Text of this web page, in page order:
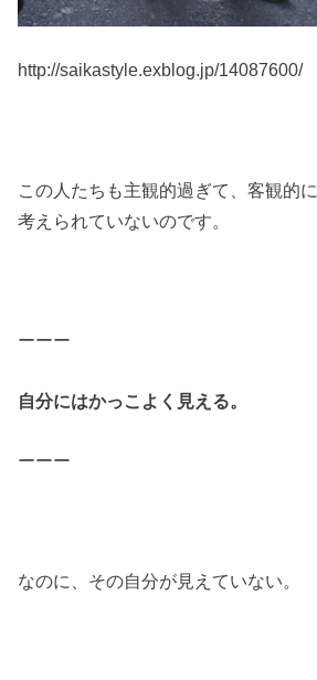
http://saikastyle.exblog.jp/14087600/
この人たちも主観的過ぎて、客観的に
考えられていないのです。
ーーー
自分にはかっこよく見える。
ーーー
なのに、その自分が見えていない。